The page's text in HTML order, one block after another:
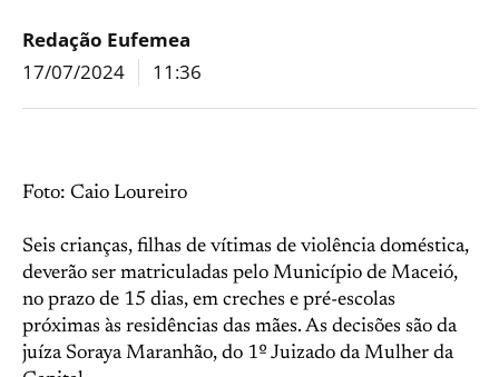
Redação Eufemea
17/07/2024
11:36
Foto: Caio Loureiro
Seis crianças, filhas de vítimas de violência doméstica,
deverão ser matriculadas pelo Município de Maceió,
no prazo de 15 dias, em creches e pré-escolas
próximas às residências das mães. As decisões são da
juíza Soraya Maranhão, do 1º Juizado da Mulher da